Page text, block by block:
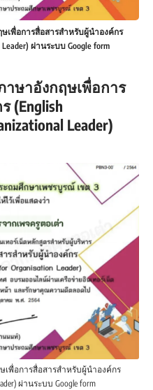
เพื่อการสื่อสารสำหรับผู้นำองค์กร
Leader) ผ่านระบบ Google form
ษาอังกฤษเพื่อการ
(English
Leader)
เพื่อการสื่อสารสำหรับผู้นำองค์กร
ผ่านระบบ Google form